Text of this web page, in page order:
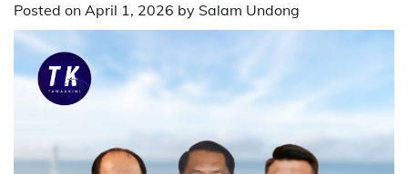
Posted on April 1, 2026 by Salam Undong